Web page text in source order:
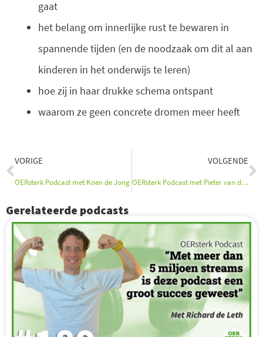
gaat
het belang om innerlijke rust te bewaren in
spannende tijden (en de noodzaak om dit al aan
kinderen in het onderwijs te leren)
hoe zij in haar drukke schema ontspant
waarom ze geen concrete dromen meer heeft
Vorige
VORIGE
OERsterk Podcast met Koen de Jong
VOLGENDE
OERsterk Podcast met Pieter van den Hoogenband
Gerelateerde podcasts